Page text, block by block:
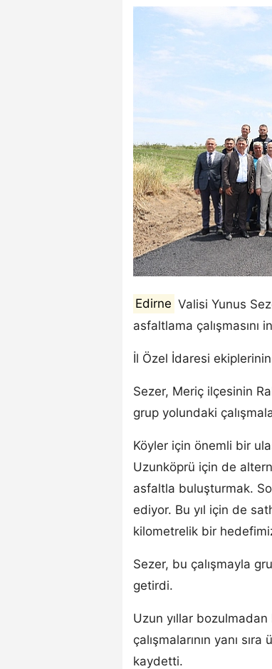
Edirne Valisi Yunus
asfaltlama çalışmasını
İl Özel İdaresi
Sezer, Meriç ilçesinin
grup yolundaki
Köyler için önemli bir
Uzunköprü için de
asfaltla buluşturmak.
ediyor. Bu yıl için de
kilometrelik bir
Sezer, bu çalışmayla
getirdi.
Uzun yıllar bozulmadan
çalışmalarının yanı
kaydetti.